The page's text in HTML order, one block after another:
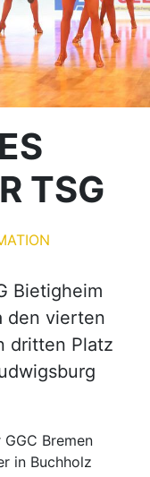
TSG
Bietigheim
den vierten
dritten Platz
Bremen
in Buchholz